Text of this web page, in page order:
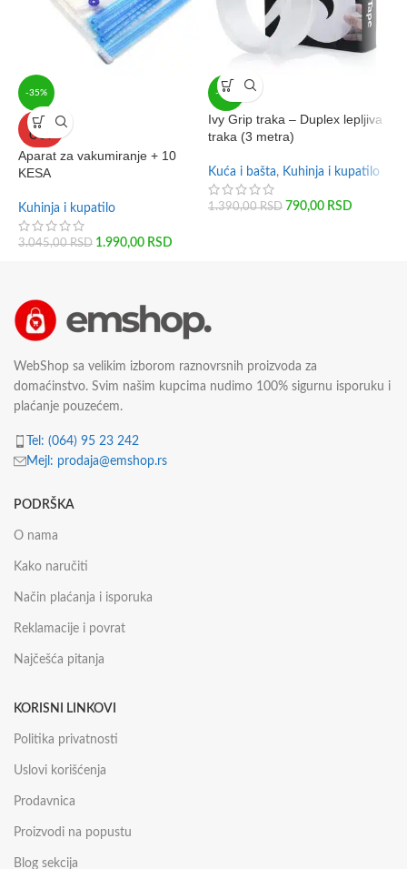
-35%
SOLD
OUT
Aparat za vakumiranje + 10
KESA
Kuhinja i kupatilo
3.045,00RSD 1.990,00 RSD
-43%
Ivy Grip traka – Duplex lepljiva
traka (3 metra)
Kuća i bašta, Kuhinja i kupatilo
1.390,00RSD 790,00 RSD
WebShop sa velikim izborom raznovrsnih proizvoda za
domaćinstvo. Svim našim kupcima nudimo 100% sigurnu isporuku i
plaćanje pouzećem.
Tel: (064) 95 23 242
Mejl: prodaja@emshop.rs
PODRŠKA
O nama
Kako naručiti
Način plaćanja i isporuka
Reklamacije i povrat
Najčešća pitanja
KORISNI LINKOVI
Politika privatnosti
Uslovi korišćenja
Prodavnica
Proizvodi na popustu
Blog sekcija